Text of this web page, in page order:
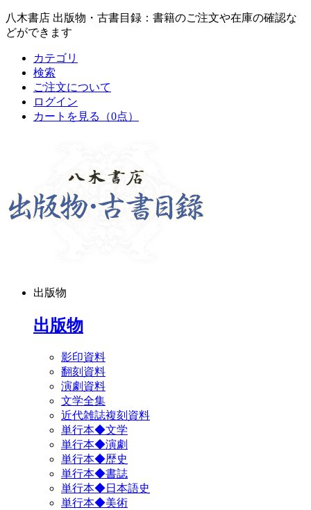
八木書店 出版物・古書目録：書籍のご注文や在庫の確認な
どができます
カテゴリ
検索
ご注文について
ログイン
カートを見る
（0点）
出版物
出版物
影印資料
翻刻資料
演劇資料
文学全集
近代雑誌複刻資料
単行本◆文学
単行本◆演劇
単行本◆歴史
単行本◆書誌
単行本◆日本語史
単行本◆美術